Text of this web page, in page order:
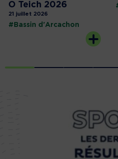
O Teich 2026
21 juillet 2026
#Bassin d'Arcachon